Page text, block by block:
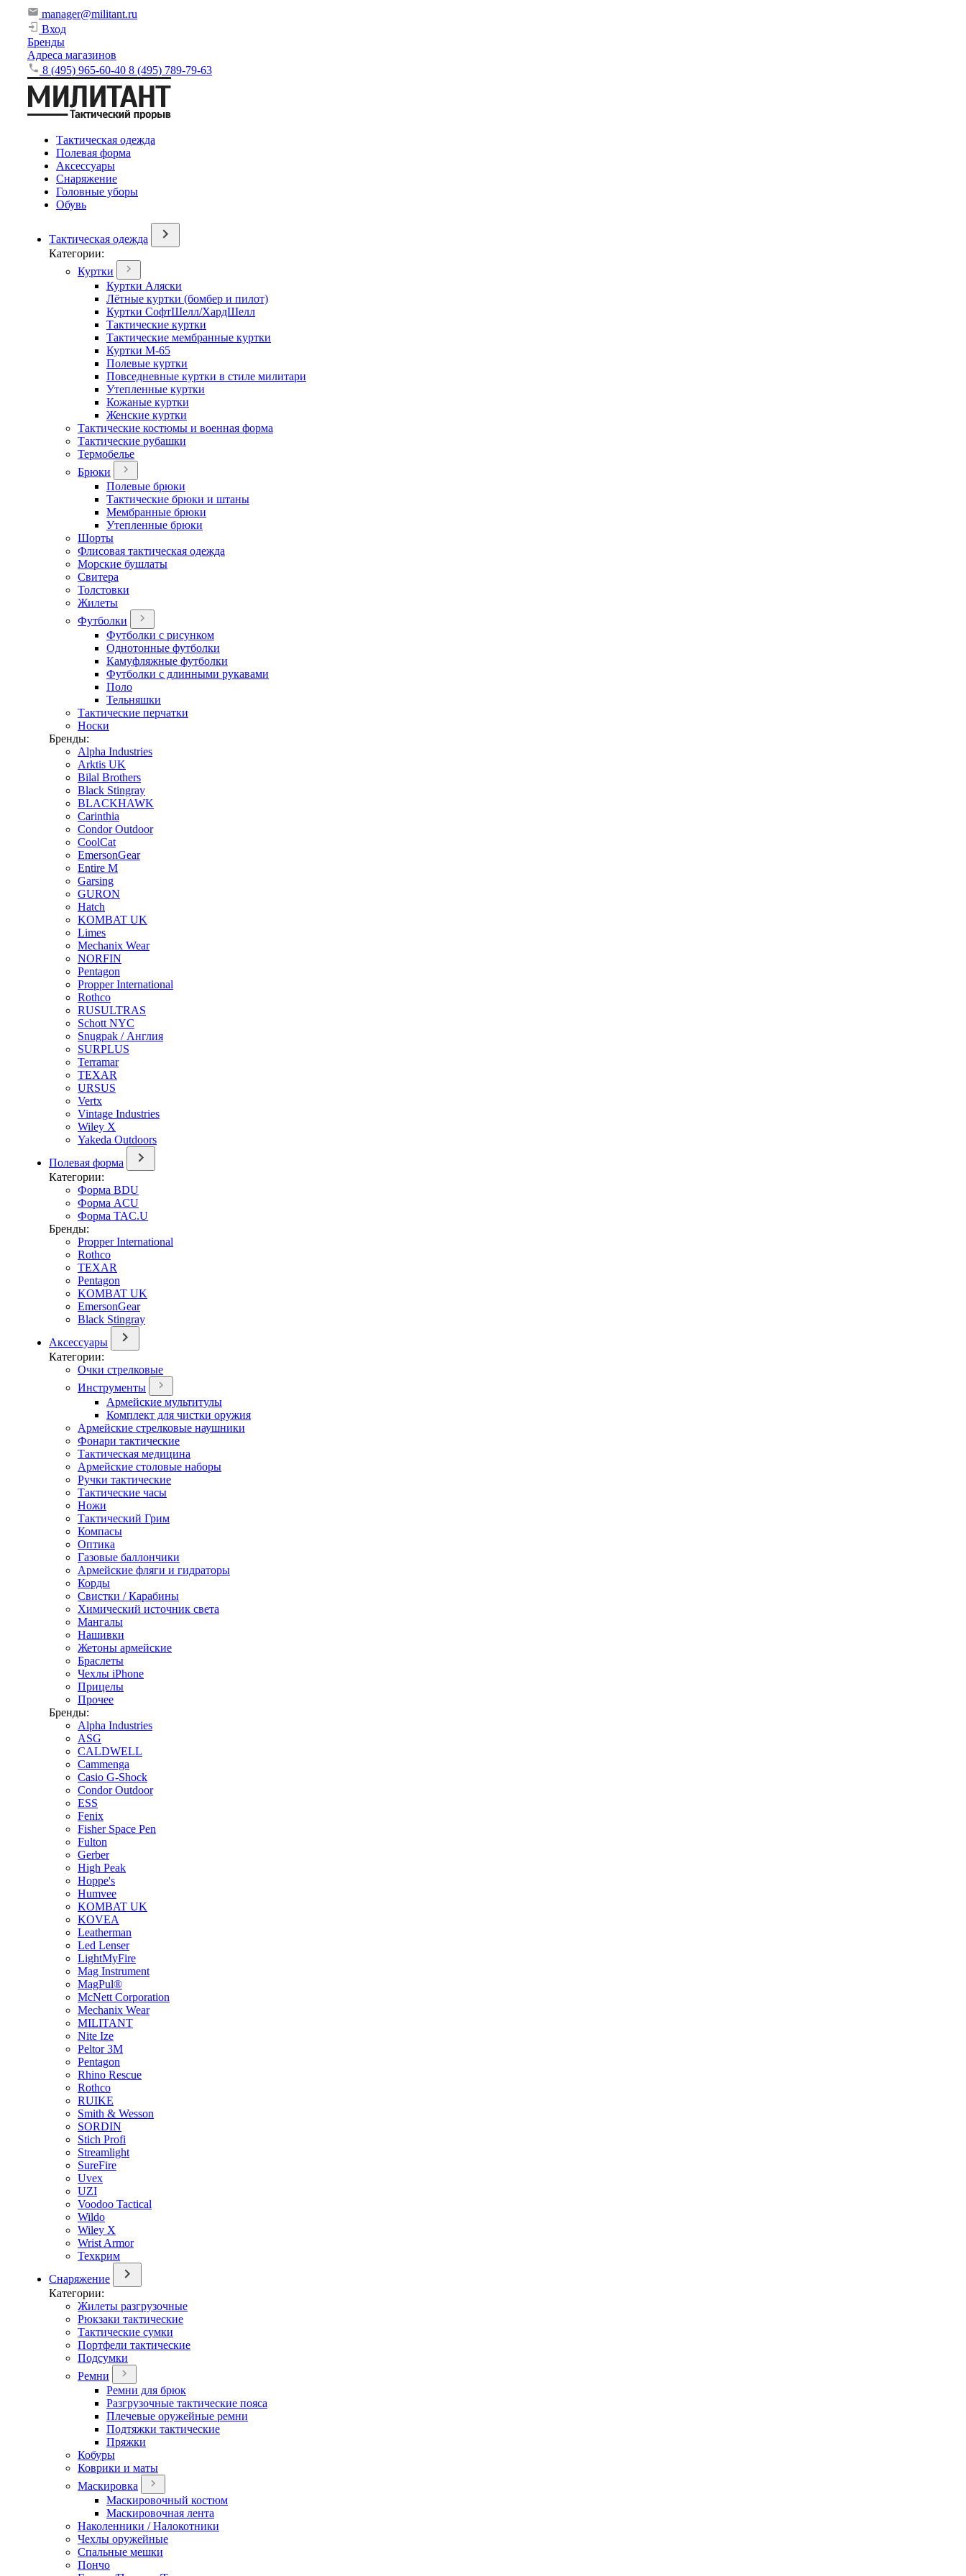
manager@militant.ru
Вход
Бренды
Адреса магазинов
8 (495) 965-60-40 8 (495) 789-79-63
Тактическая одежда
Полевая форма
Аксессуары
Снаряжение
Головные уборы
Обувь
Тактическая одежда
Категории:
Куртки
Куртки Аляски
Лётные куртки (бомбер и пилот)
Куртки СофтШелл/ХардШелл
Тактические куртки
Тактические мембранные куртки
Куртки М-65
Полевые куртки
Повседневные куртки в стиле милитари
Утепленные куртки
Кожаные куртки
Женские куртки
Тактические костюмы и военная форма
Тактические рубашки
Термобелье
Брюки
Полевые брюки
Тактические брюки и штаны
Мембранные брюки
Утепленные брюки
Шорты
Флисовая тактическая одежда
Морские бушлаты
Свитера
Толстовки
Жилеты
Футболки
Футболки с рисунком
Однотонные футболки
Камуфляжные футболки
Футболки с длинными рукавами
Поло
Тельняшки
Тактические перчатки
Носки
Бренды:
Alpha Industries
Arktis UK
Bilal Brothers
Black Stingray
BLACKHAWK
Carinthia
Condor Outdoor
CoolCat
EmersonGear
Entire M
Garsing
GURON
Hatch
KOMBAT UK
Limes
Mechanix Wear
NORFIN
Pentagon
Propper International
Rothco
RUSULTRAS
Schott NYC
Snugpak / Англия
SURPLUS
Terramar
TEXAR
URSUS
Vertx
Vintage Industries
Wiley X
Yakeda Outdoors
Полевая форма
Категории:
Форма BDU
Форма ACU
Форма TAC.U
Бренды:
Propper International
Rothco
TEXAR
Pentagon
KOMBAT UK
EmersonGear
Black Stingray
Аксессуары
Категории:
Очки стрелковые
Инструменты
Армейские мультитулы
Комплект для чистки оружия
Армейские стрелковые наушники
Фонари тактические
Тактическая медицина
Армейские столовые наборы
Ручки тактические
Тактические часы
Ножи
Тактический Грим
Компасы
Оптика
Газовые баллончики
Армейские фляги и гидраторы
Корды
Свистки / Карабины
Химический источник света
Мангалы
Нашивки
Жетоны армейские
Браслеты
Чехлы iPhone
Прицелы
Прочее
Бренды:
Alpha Industries
ASG
CALDWELL
Cammenga
Casio G-Shock
Condor Outdoor
ESS
Fenix
Fisher Space Pen
Fulton
Gerber
High Peak
Hoppe's
Humvee
KOMBAT UK
KOVEA
Leatherman
Led Lenser
LightMyFire
Mag Instrument
MagPul®
McNett Corporation
Mechanix Wear
MILITANT
Nite Ize
Peltor 3M
Pentagon
Rhino Rescue
Rothco
RUIKE
Smith & Wesson
SORDIN
Stich Profi
Streamlight
SureFire
Uvex
UZI
Voodoo Tactical
Wildo
Wiley X
Wrist Armor
Техкрим
Снаряжение
Категории:
Жилеты разгрузочные
Рюкзаки тактические
Тактические сумки
Портфели тактические
Подсумки
Ремни
Ремни для брюк
Разгрузочные тактические пояса
Плечевые оружейные ремни
Подтяжки тактические
Пряжки
Кобуры
Коврики и маты
Маскировка
Маскировочный костюм
Маскировочная лента
Наколенники / Налокотники
Чехлы оружейные
Спальные мешки
Пончо